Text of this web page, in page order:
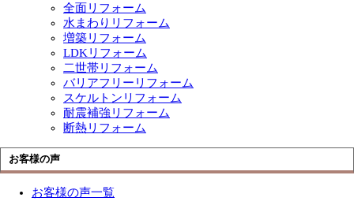
全面リフォーム
水まわりリフォーム
増築リフォーム
LDKリフォーム
二世帯リフォーム
バリアフリーリフォーム
スケルトンリフォーム
耐震補強リフォーム
断熱リフォーム
お客様の声
お客様の声一覧